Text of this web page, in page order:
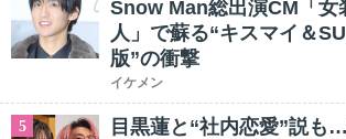
Snow Man総出演CM「女
人」で蘇る“キスマイ＆
版”の衝撃
イケメン
5
目黒蓮と“社内恋愛”説も